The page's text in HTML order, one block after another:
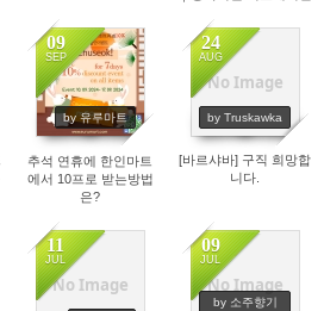
09
SEP
by 유루마트
1338
추석 연휴에 한인마트
에서 10프로 받는방법
은?
No Image
24
AUG
by Truskawka
1517
[바르샤바] 구직 희망합
니다.
No Image
11
JUL
1631 No Image
09
JUL
by 소주향기
1907